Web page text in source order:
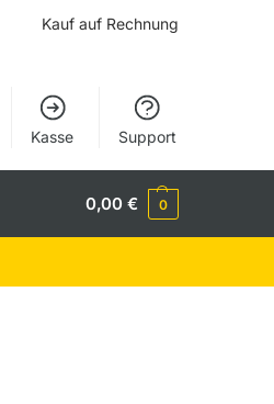
Kauf auf Rechnung
Kasse Support
0,00€ 0